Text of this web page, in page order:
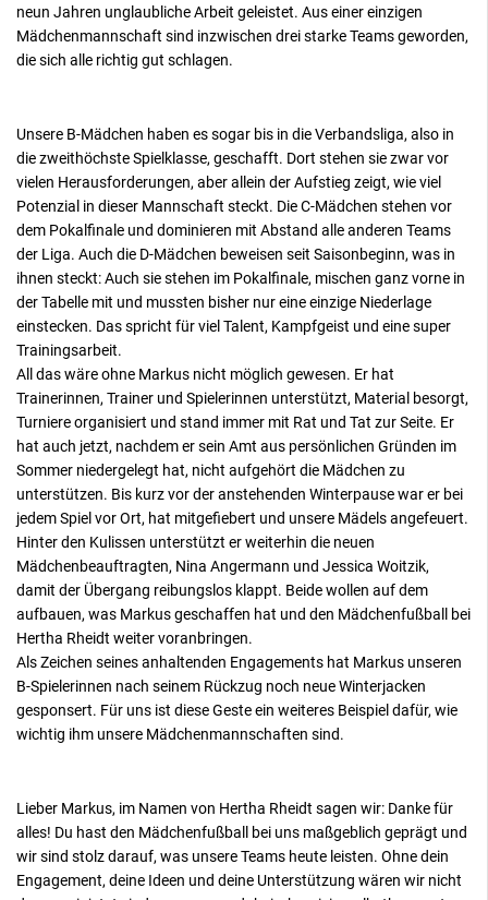
neun Jahren unglaubliche Arbeit geleistet. Aus einer einzigen
Mädchenmannschaft sind inzwischen drei starke Teams geworden,
die sich alle richtig gut schlagen.
Unsere B-Mädchen haben es sogar bis in die Verbandsliga, also in
die zweithöchste Spielklasse, geschafft. Dort stehen sie zwar vor
vielen Herausforderungen, aber allein der Aufstieg zeigt, wie viel
Potenzial in dieser Mannschaft steckt. Die C-Mädchen stehen vor
dem Pokalfinale und dominieren mit Abstand alle anderen Teams
der Liga. Auch die D-Mädchen beweisen seit Saisonbeginn, was in
ihnen steckt: Auch sie stehen im Pokalfinale, mischen ganz vorne in
der Tabelle mit und mussten bisher nur eine einzige Niederlage
einstecken. Das spricht für viel Talent, Kampfgeist und eine super
Trainingsarbeit.
All das wäre ohne Markus nicht möglich gewesen. Er hat
Trainerinnen, Trainer und Spielerinnen unterstützt, Material besorgt,
Turniere organisiert und stand immer mit Rat und Tat zur Seite. Er
hat auch jetzt, nachdem er sein Amt aus persönlichen Gründen im
Sommer niedergelegt hat, nicht aufgehört die Mädchen zu
unterstützen. Bis kurz vor der anstehenden Winterpause war er bei
jedem Spiel vor Ort, hat mitgefiebert und unsere Mädels angefeuert.
Hinter den Kulissen unterstützt er weiterhin die neuen
Mädchenbeauftragten, Nina Angermann und Jessica Woitzik,
damit der Übergang reibungslos klappt. Beide wollen auf dem
aufbauen, was Markus geschaffen hat und den Mädchenfußball bei
Hertha Rheidt weiter voranbringen.
Als Zeichen seines anhaltenden Engagements hat Markus unseren
B-Spielerinnen nach seinem Rückzug noch neue Winterjacken
gesponsert. Für uns ist diese Geste ein weiteres Beispiel dafür, wie
wichtig ihm unsere Mädchenmannschaften sind.
Lieber Markus, im Namen von Hertha Rheidt sagen wir: Danke für
alles! Du hast den Mädchenfußball bei uns maßgeblich geprägt und
wir sind stolz darauf, was unsere Teams heute leisten. Ohne dein
Engagement, deine Ideen und deine Unterstützung wären wir nicht